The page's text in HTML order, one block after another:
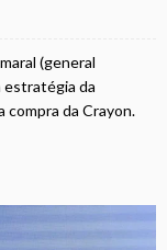
(general
estratégia da
compra da Crayon.